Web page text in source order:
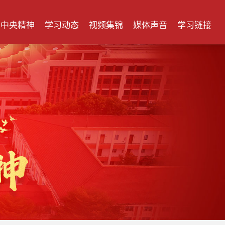
中央精神 学习动态 视频集锦 媒体声音 学习链接